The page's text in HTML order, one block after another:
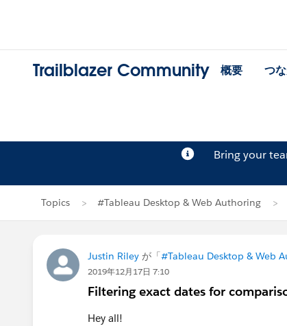
Trailblazer Community 概要 つ
Bring your
Topics #Tableau Desktop & Web Authoring
Justin Riley が「#Tableau Desktop & Web
2019年12月17日 7:10
Filtering exact dates for
Hey all!